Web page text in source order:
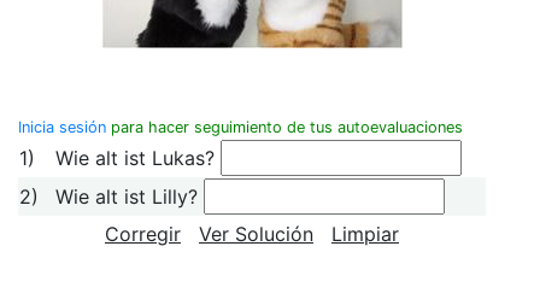
Inicia sesión para hacer seguimiento de tus autoevaluaciones
1)
Wie alt ist Lukas?
2)
Wie alt ist Lilly?
Corregir
Ver Solución Limpiar